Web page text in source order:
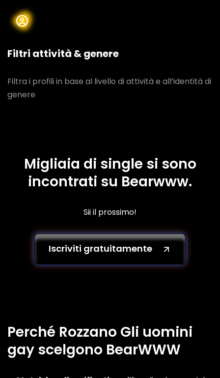
Filtri attività & genere
Filtra i profili in base al livello di attività e all’identità di
genere
Migliaia di single si sono
incontrati su Bearwww.
Sii il prossimo!
Iscriviti gratuitamente
Perché Rozzano Gli uomini
gay scelgono BearWWW